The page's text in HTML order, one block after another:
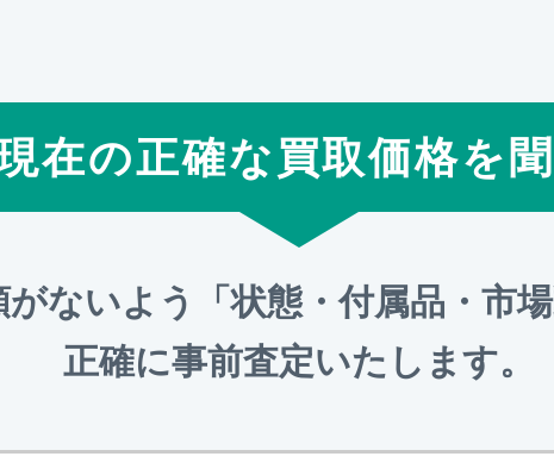
在の正確な買取価格を聞
ないよう「状態・付属品・市
正確に事前査定いたします。